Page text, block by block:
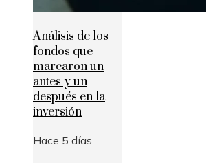
Análisis de los
fondos que
marcaron un
antes y un
después en la
inversión
Hace 5 días